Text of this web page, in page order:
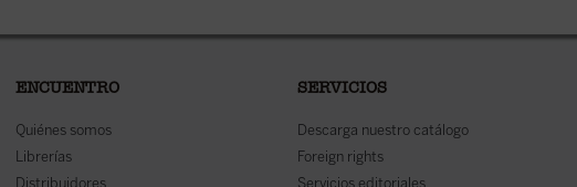
ENCUENTRO
Quiénes somos
Librerías
Distribuidores
SERVICIOS
Descarga nuestro catálogo
Foreign rights
Servicios editoriales